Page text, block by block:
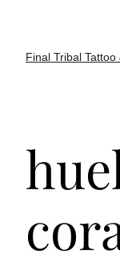
Final Tribal Tattoo